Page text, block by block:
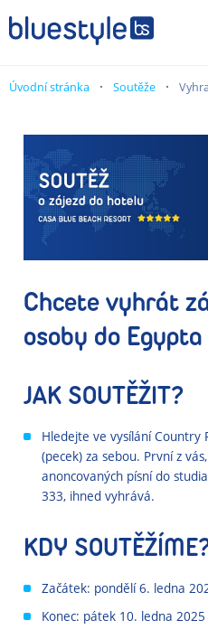
Úvodní stránka Soutěže
Chcete vyhrát
osoby do
JAK SOUTĚŽIT?
Hledejte ve vysílání Country
(pecek) za sebou. První z
anoncovaných písní do
333, ihned vyhrává.
KDY
Začátek: pondělí 6. ledna
Konec: pátek 10. ledna 2025